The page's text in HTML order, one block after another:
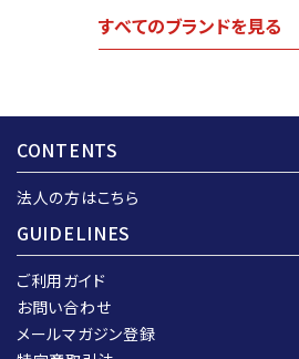
すべてのブランドを見る
CONTENTS
法人の方はこちら
GUIDELINES
ご利用ガイド
お問い合わせ
メールマガジン登録